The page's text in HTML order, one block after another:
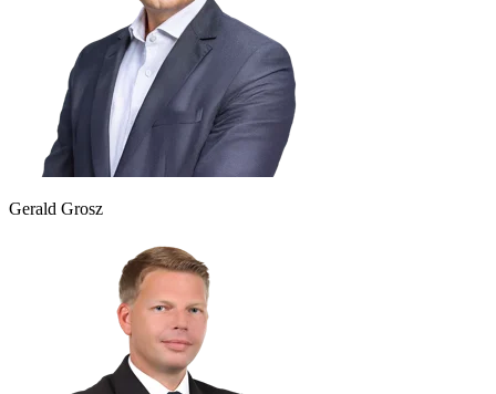
Gerald Grosz